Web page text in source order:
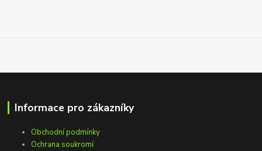
Informace pro zákazníky
Obchodní podmínky
Ochrana soukromí